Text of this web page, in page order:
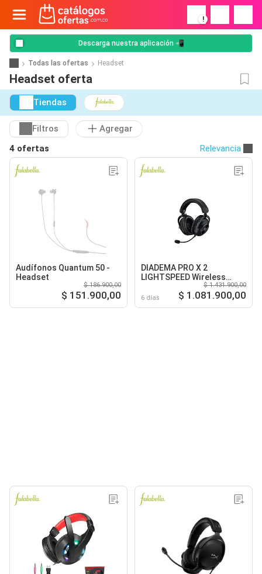
!
Descarga nuestra aplicación 📲
Todas las ofertas Headset
Headset oferta
Tiendas
Filtros
Agregar
4 ofertas
Relevancia
Audífonos Quantum 50 -
Headset
$ 186.900,00
$ 151.900,00
DIADEMA PRO X 2
LIGHTSPEED Wireless
Gaming Headset Black
6 días
$ 1.431.900,00
$ 1.081.900,00